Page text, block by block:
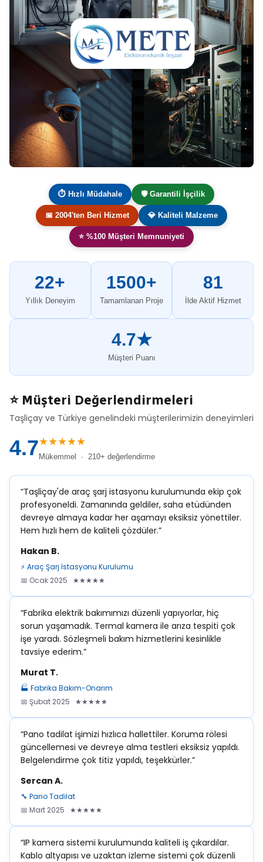
⏱ Hızlı Müdahale 🛡️ Garantili İşçilik
📅 2004'ten Beri Hizmet 💎 Kaliteli Malzeme
⭐ %100 Müşteri Memnuniyeti
22+
Yıllık Deneyim
1500+
Tamamlanan Proje
81
İlde Aktif Hizmet
4.7★
Müşteri Puanı
⭐ Müşteri Değerlendirmeleri
Taşliçay ve Türkiye genelindeki müşterilerimizin deneyimleri
4.7★★★★★
Mükemmel · 210+ değerlendirme
“Taşliçay'de araç şarj istasyonu kurulumunda ekip çok
profesyoneldi. Zamanında geldiler, saha etüdünden
devreye almaya kadar her aşamayı eksiksiz yönettiler.
Hem hızlı hem de kaliteli çözdüler.”
Hakan B.
⚡ Araç Şarj İstasyonu Kurulumu
📅 Ocak 2025 ★★★★★
“Fabrika elektrik bakımımızı düzenli yapıyorlar, hiç
sorun yaşamadık. Termal kamera ile arıza tespiti çok
işe yaradı. Sözleşmeli bakım hizmetlerini kesinlikle
tavsiye ederim.”
Murat T.
🏭 Fabrika Bakım-Onarım
📅 Şubat 2025 ★★★★★
“Pano tadilat işimizi hızlıca hallettiler. Koruma rölesi
güncellemesi ve devreye alma testleri eksiksiz yapıldı.
Belgelendirme çok titiz yapıldı, teşekkürler.”
Sercan A.
🔧 Pano Tadilat
📅 Mart 2025 ★★★★★
“IP kamera sistemi kurulumunda kaliteli iş çıkardılar.
Kablo altyapısı ve uzaktan izleme sistemi çok düzenli